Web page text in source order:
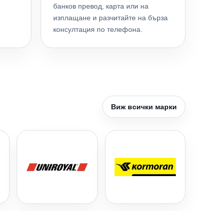
банков превод, карта или на
изплащане и разчитайте на бърза
консултация по телефона.
Виж всички марки